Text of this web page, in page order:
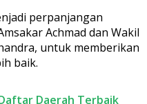
perpanjangan
Achmad dan Wakil
untuk memberikan
baik.
Daerah Terbaik